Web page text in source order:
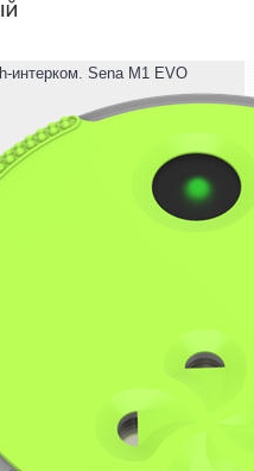
интерком. Sena M1 EVO